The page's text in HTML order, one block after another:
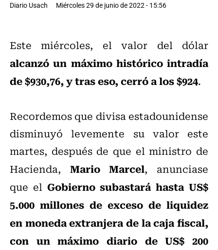
Diario Usach Miércoles 29 de junio de 2022 - 15:56
Este miércoles, el valor del dólar
alcanzó un máximo histórico intradía
de $930,76, y tras eso, cerró a los $924.
Recordemos que divisa estadounidense
disminuyó levemente su valor este
martes, después de que el ministro de
Hacienda, Mario Marcel, anunciase
que el Gobierno subastará hasta US$
5.000 millones de exceso de liquidez
en moneda extranjera de la caja fiscal,
con un máximo diario de US$ 200